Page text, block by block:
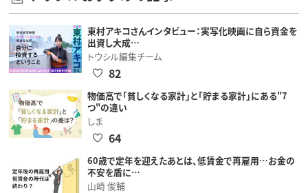
東村アキコさんインタビュー：実写化映画に自ら資金を
出資し大成…
トウシル編集チーム
82
物価高で「貧しくなる家計」と「貯まる家計」にある"7
つ"の違い
しま
64
60歳で定年を迎えたあとは、低賃金で再雇用…お金の
不安を盾に…
山崎 俊輔